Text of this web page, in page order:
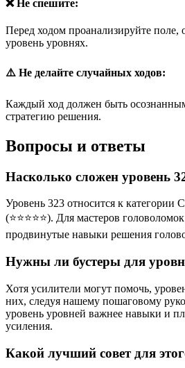
❌ Не спешите:
Перед ходом проанализируйте
уровень уровнях.
⚠️ Не делайте случайных ходов:
Каждый ход должен быть
стратегию решения.
Вопросы и ответы
Насколько сложен уровень
Уровень 323 относится к категории
(⭐⭐⭐⭐⭐). Для мастеров
продвинутые навыки решения
Нужны ли бустеры для
Хотя усилители могут помочь,
них, следуя нашему пошаговому
уровень уровней важнее навыки и
усиления.
Какой лучший совет для